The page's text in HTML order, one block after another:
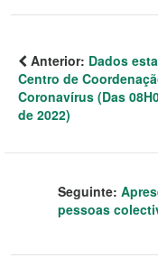
Anterior: Dados
Centro de
Coronavírus (Das
de 2022)
Seguinte:
pessoas